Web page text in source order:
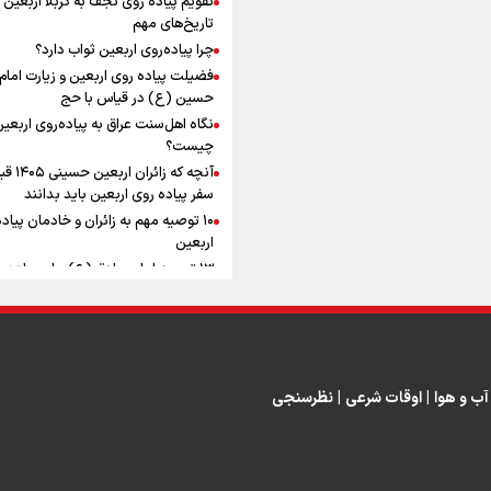
ماندگار شد
افزوده چقدر است؟
اینفوبرنا/ سقف معافیت مالیاتی
حقوق کارکنان دولت و
در بودجه ۱۴۰۵ چقدر است؟
تاریخ‌های مهم
چرا پیاده‌روی اربعین ثواب دارد؟
فضیلت پیاده روی اربعین و زیارت امام
حسین (ع) در قیاس با حج
نگاه اهل‌سنت عراق به پیاده‌روی
چیست؟
آنچه که
سفر پیاده روی اربعین باید بدانند
۱۰ توصیه مهم به زائران و خادمان
اربعین
۱۳ توصیه امام صادق (ع) برای
۲۰ توصیه کاربردی برای شرکت در
آب و هوا اوقات شرعی نظرسنجی